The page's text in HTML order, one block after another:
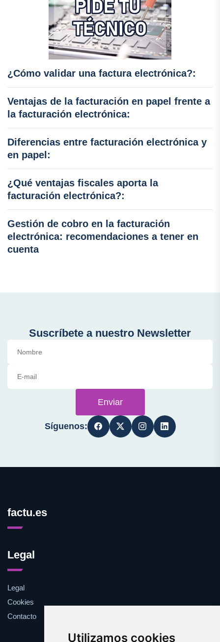
Utilizamos cookies
¿Cómo validar una factura electrónica?:
Ventajas de la facturación en papel frente a
la facturación electrónica:
Diferencias entre facturación electrónica y
en papel:
¿Qué ventajas fiscales aporta la
facturación electrónica?:
Gestión de cobro en la facturación
electrónica: recomendaciones a tener en
cuenta
Suscríbete a nuestro Newsletter
Enviar
Síguenos:
factu.es
Legal
Legal
Cookies
Contacto